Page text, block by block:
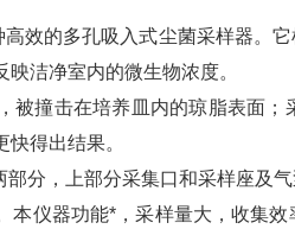
高效的多孔吸入式尘菌采样器。
洁净室内的微生物浓度。
被撞击在培养皿内的琼脂表面
得出结果。
分，上部分采集口和采样座及
本仪器功能*，采样量大，收集